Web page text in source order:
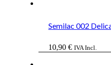
Semilac 002
10,90 € IVA Incl.